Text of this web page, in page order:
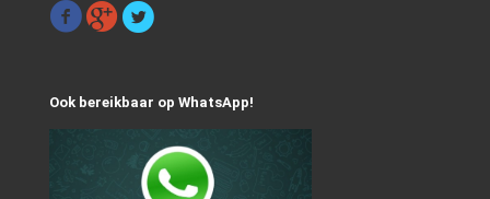
Ook bereikbaar op WhatsApp!